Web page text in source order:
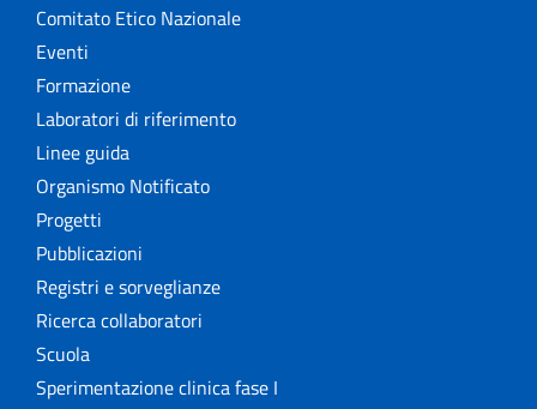
Comitato Etico Nazionale
Eventi
Formazione
Laboratori di riferimento
Linee guida
Organismo Notificato
Progetti
Pubblicazioni
Registri e sorveglianze
Ricerca collaboratori
Scuola
Sperimentazione clinica fase I